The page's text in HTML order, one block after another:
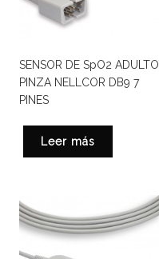
SENSOR DE SpO2 ADULTO
PINZA NELLCOR DB9 7
PINES
Leer más